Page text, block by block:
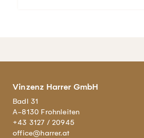
Vinzenz Harrer GmbH
Badl 31
A-8130 Frohnleiten
+43 3127 / 20945
office@harrer.at